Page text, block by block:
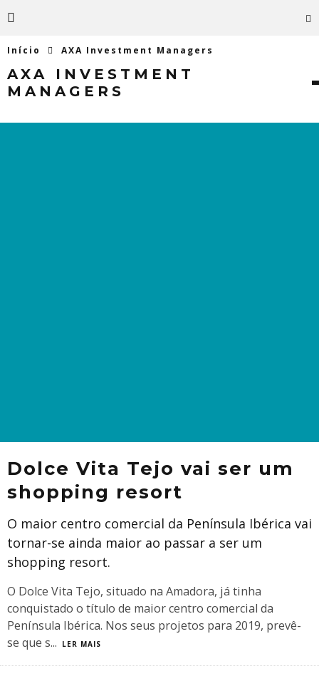
Início AXA Investment Managers
AXA INVESTMENT
MANAGERS
Dolce Vita Tejo vai ser um
shopping resort
O maior centro comercial da Península Ibérica vai
tornar-se ainda maior ao passar a ser um
shopping resort.
O Dolce Vita Tejo, situado na Amadora, já tinha
conquistado o título de maior centro comercial da
Península Ibérica. Nos seus projetos para 2019, prevê-
se que s... LER MAIS